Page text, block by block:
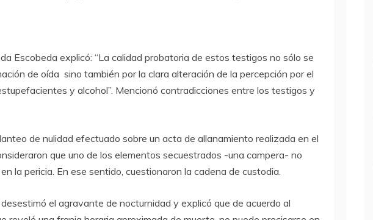
Escobeda explicó: “La calidad probatoria de estos testigos no sólo se
de oída sino también por la clara alteración de la percepción por el
y alcohol”. Mencionó contradicciones entre los testigos y
de nulidad efectuado sobre un acta de allanamiento realizada en el
que uno de los elementos secuestrados -una campera- no
la pericia. En ese sentido, cuestionaron la cadena de custodia.
el agravante de nocturnidad y explicó que de acuerdo al